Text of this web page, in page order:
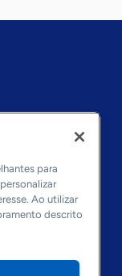
para
Ao utilizar
descrito